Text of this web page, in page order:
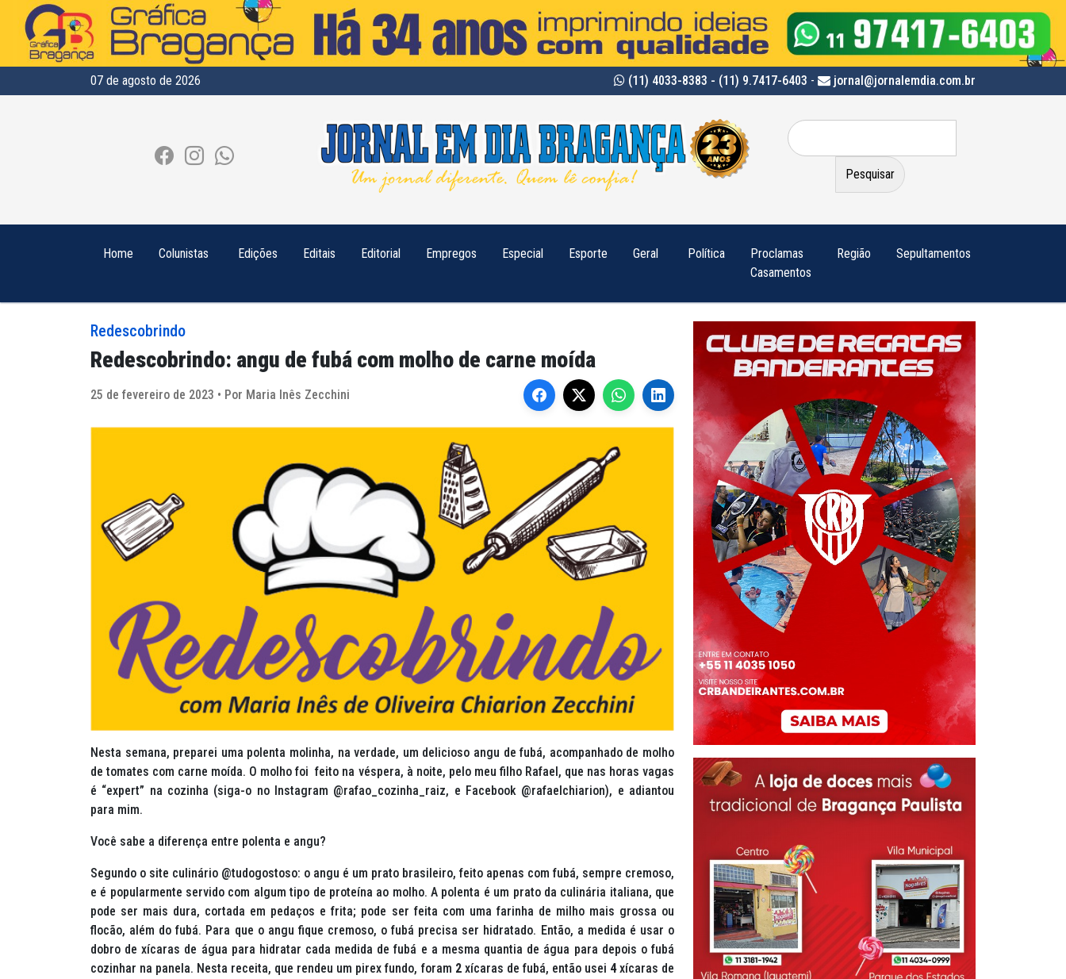
07 de agosto de 2026 (11) 4033-8383 - (11) 9.7417-6403 - jornal@jornalemdia.com.br
Pesquisar
por:
Home Colunistas Edições Editais Editorial Empregos Especial Esporte Geral Política
Proclamas
Casamentos
Região Sepultamentos
Redescobrindo
Redescobrindo: angu de fubá com molho de carne moída
25 de fevereiro de 2023 • Por Maria Inês Zecchini
Nesta semana, preparei uma polenta molinha, na verdade, um delicioso angu de fubá, acompanhado de molho
de tomates com carne moída. O molho foi feito na véspera, à noite, pelo meu filho Rafael, que nas horas vagas
é “expert” na cozinha (siga-o no Instagram @rafao_cozinha_raiz, e Facebook @rafaelchiarion), e adiantou
para mim.
Você sabe a diferença entre polenta e angu?
Segundo o site culinário @tudogostoso: o angu é um prato brasileiro, feito apenas com fubá, sempre cremoso,
e é popularmente servido com algum tipo de proteína ao molho. A polenta é um prato da culinária italiana, que
pode ser mais dura, cortada em pedaços e frita; pode ser feita com uma farinha de milho mais grossa ou
flocão, além do fubá. Para que o angu fique cremoso, o fubá precisa ser hidratado. Então, a medida é usar o
dobro de xícaras de água para hidratar cada medida de fubá e a mesma quantia de água para depois o fubá
cozinhar na panela. Nesta receita, que rendeu um pirex fundo, foram 2xícaras de fubá, então usei 4xícaras de